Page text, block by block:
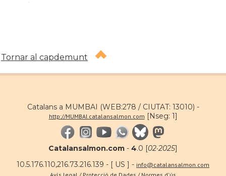
Tornar al capdemunt
Catalans a MUMBAI (WEB:278 / CIUTAT: 13010) -
http://MUMBAI.catalansalmon.com [Nseg: 1]
Catalansalmon.com - 4.0 [02·2025]
10.5.176.110,216.73.216.139 - [ US ] - info@catalansalmon.com